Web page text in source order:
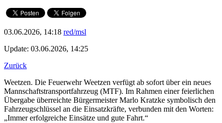
03.06.2026, 14:18 red/msl
Update: 03.06.2026, 14:25
Zurück
Weetzen. Die Feuerwehr Weetzen verfügt ab sofort über ein neues
Mannschaftstransportfahrzeug (MTF). Im Rahmen einer feierlichen
Übergabe überreichte Bürgermeister Marlo Kratzke symbolisch den
Fahrzeugschlüssel an die Einsatzkräfte, verbunden mit den Worten:
„Immer erfolgreiche Einsätze und gute Fahrt.“